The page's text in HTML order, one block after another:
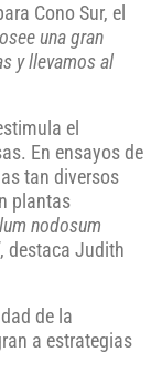
Cono Sur, el
una gran
y llevamos al
el
En ensayos de
tan diversos
plantas
nodosum
, destaca Judith
de la
a estrategias